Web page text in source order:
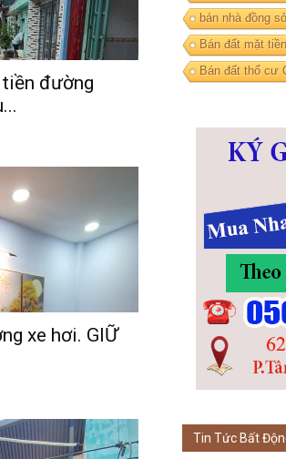
đường
xe hơi. GIỮ
bán nhà đồng
Bán đất mặt
Bán đất thổ cư
Tin Tức Bất